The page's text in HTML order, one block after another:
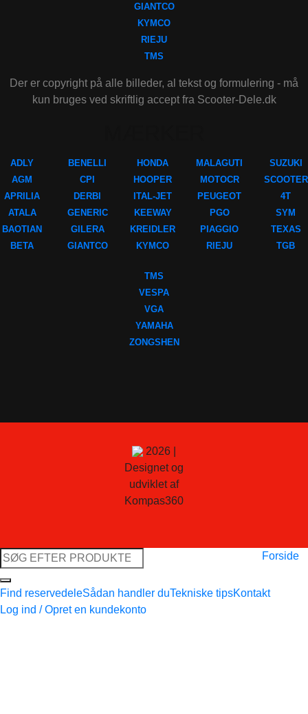
GIANTCO
KYMCO
RIEJU
TMS
Der er copyright på alle billeder, al tekst og formulering - må
kun bruges ved skriftlig accept fra Scooter-Dele.dk
ADLY
AGM
APRILIA
ATALA
BAOTIAN
BETA
BENELLI
CPI
DERBI
GENERIC
GILERA
GIANTCO
HONDA
HOOPER
ITAL-JET
KEEWAY
KREIDLER
KYMCO
MALAGUTI
MOTOCR
PEUGEOT
PGO
PIAGGIO
RIEJU
SUZUKI
SCOOTER
4T
SYM
TEXAS
TGB
TMS
VESPA
VGA
YAMAHA
ZONGSHEN
2026 |
Designet og
udviklet af
Kompas360
Søg
efter:
Forside
Find reservedeleSådan handler duTekniske tipsKontakt
Log ind / Opret en kundekonto